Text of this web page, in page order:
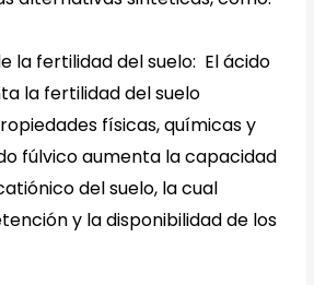
la fertilidad del suelo: El ácido
la fertilidad del suelo
físicas, químicas y
fúlvico aumenta la capacidad
del suelo, la cual
y la disponibilidad de los